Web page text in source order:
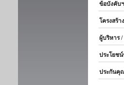
ข้อบังคับฯ
โครงสร้า
ผู้บริหาร /
ประโยชน์
ประกันคุ